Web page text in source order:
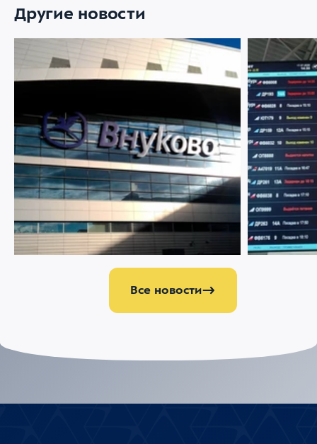
Другие новости
07 АВГУСТА 2026 2920
Ограничение движения в районе
Международного аэропорта Внуково
22 ИЮЛЯ 2026
Меняемся
Все новости